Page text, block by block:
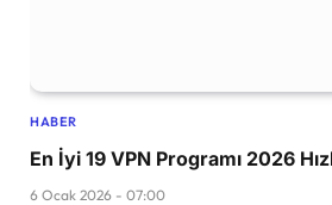
HABER
En İyi 19 VPN Programı 2026
6 Ocak 2026 - 07:00